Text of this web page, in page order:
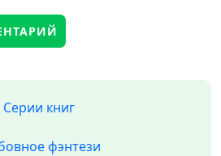
Серии книг
фэнтези